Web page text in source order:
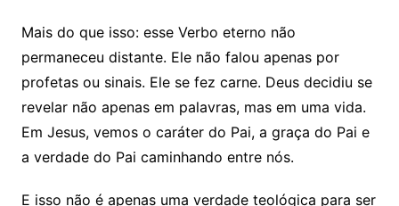
Mais do que isso: esse Verbo eterno não
permaneceu distante. Ele não falou apenas por
profetas ou sinais. Ele se fez carne. Deus decidiu se
revelar não apenas em palavras, mas em uma vida.
Em Jesus, vemos o caráter do Pai, a graça do Pai e
a verdade do Pai caminhando entre nós.
E isso não é apenas uma verdade teológica para ser